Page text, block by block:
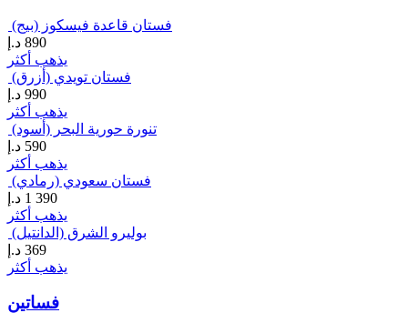
فستان قاعدة فيسكوز (بيج)
890 د.إ
يذهب أكثر
فستان تويدي (أزرق)
990 د.إ
يذهب أكثر
تنورة حورية البحر (أسود)
590 د.إ
يذهب أكثر
فستان سعودي (رمادي)
1 390 د.إ
يذهب أكثر
بوليرو الشرق (الدانتيل)
369 د.إ
يذهب أكثر
فساتين